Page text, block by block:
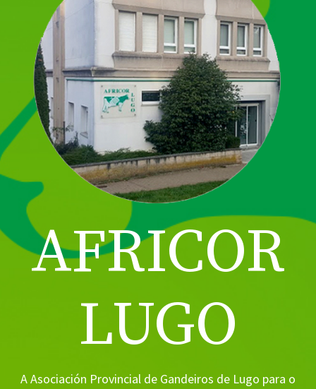
AFRICOR
LUGO
A Asociación Provincial de Gandeiros de Lugo para o